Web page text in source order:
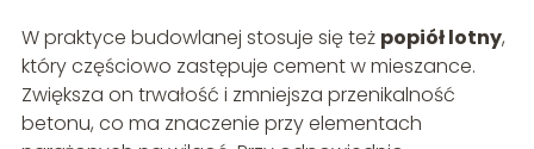
W praktyce budowlanej stosuje się też popiół lotny,
który częściowo zastępuje cement w mieszance.
Zwiększa on trwałość i zmniejsza przenikalność
betonu, co ma znaczenie przy elementach